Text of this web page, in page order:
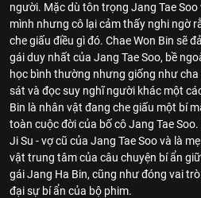
người. Mặc dù tôn trọng Jang Tae
mình nhưng cô lại cảm thấy nghi ngờ
che giấu điều gì đó. Chae Won Bin sẽ
gái duy nhất của Jang Tae Soo, bề
học bình thường nhưng giống như
sát và đọc suy nghĩ người khác một
Bin là nhân vật đang che giấu một bí
toàn cuộc đời của bố cô Jang Tae Soo.
Ji Su - vợ cũ của Jang Tae Soo và là
vật trung tâm của câu chuyện bí ẩn
gái Jang Ha Bin, cũng như đóng vai
đại sự bí ẩn của bộ phim.